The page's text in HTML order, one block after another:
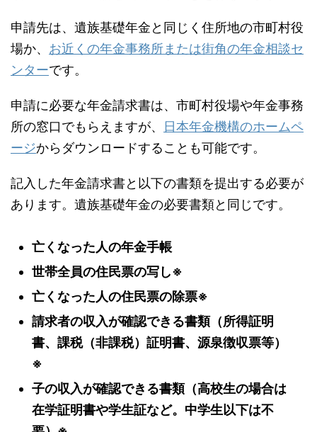
申請先は、遺族基礎年金と同じく住所地の市町村役
場か、 お近くの年金事務所または街角の年金相談セ
ンターです。
申請に必要な年金請求書は、市町村役場や年金事務
所の窓口でもらえますが、
日本年金機構のホームペ
ージからダウンロードすることも可能です。
記入した年金請求書と以下の書類を提出する必要が
あります。遺族基礎年金の必要書類と同じです。
亡くなった人の年金手帳
世帯全員の住民票の写し※
亡くなった人の住民票の除票※
請求者の収入が確認できる書類（所得証明
書、課税（非課税）証明書、源泉徴収票等）
※
子の収入が確認できる書類（高校生の場合は
在学証明書や学生証など。中学生以下は不